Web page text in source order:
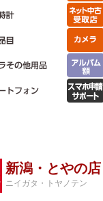
新潟・とやの店
ニイガタ・トヤノテン